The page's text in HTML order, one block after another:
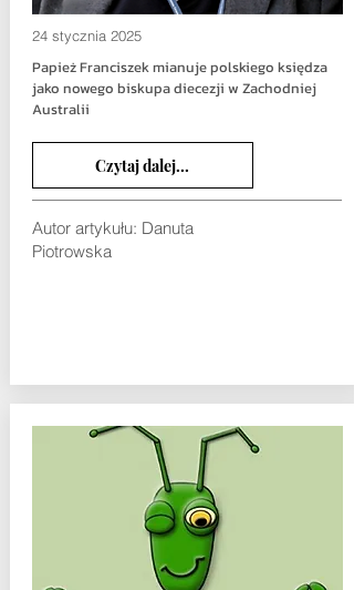
24 stycznia 2025
Papież Franciszek mianuje polskiego księdza
jako nowego biskupa diecezji w Zachodniej
Australii
Czytaj dalej...
Autor artykułu: Danuta
Piotrowska